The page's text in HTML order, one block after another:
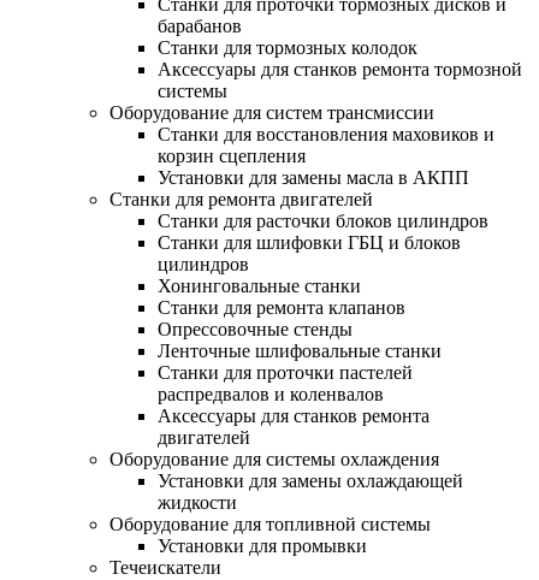
Станки для проточки тормозных дисков и
барабанов
Станки для тормозных колодок
Аксессуары для станков ремонта тормозной
системы
Оборудование для систем трансмиссии
Станки для восстановления маховиков и
корзин сцепления
Установки для замены масла в АКПП
Станки для ремонта двигателей
Станки для расточки блоков цилиндров
Станки для шлифовки ГБЦ и блоков
цилиндров
Хонинговальные станки
Станки для ремонта клапанов
Опрессовочные стенды
Ленточные шлифовальные станки
Станки для проточки пастелей
распредвалов и коленвалов
Аксессуары для станков ремонта
двигателей
Оборудование для системы охлаждения
Установки для замены охлаждающей
жидкости
Оборудование для топливной системы
Установки для промывки
Течеискатели